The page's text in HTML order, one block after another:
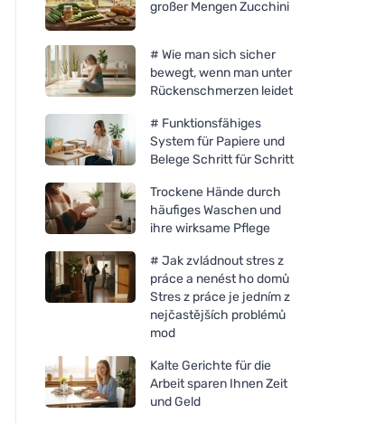
großer Mengen Zucchini
# Wie man sich sicher
bewegt, wenn man unter
Rückenschmerzen leidet
# Funktionsfähiges
System für Papiere und
Belege Schritt für Schritt
Trockene Hände durch
häufiges Waschen und
ihre wirksame Pflege
# Jak zvládnout stres z
práce a nenést ho domů
Stres z práce je jedním z
nejčastějších problémů
mod
Kalte Gerichte für die
Arbeit sparen Ihnen Zeit
und Geld